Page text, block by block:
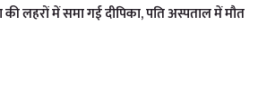
लहरों में समा गई दीपिका, पति अस्पताल में मौत